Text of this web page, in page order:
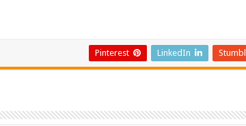
LinkedIn
Pinterest